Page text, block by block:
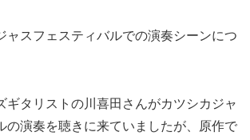
ャスフェスティバルでの演奏シーンにつ
ギタリストの川喜田さんがカツシカジャ
の演奏を聴きに来ていましたが、原作で